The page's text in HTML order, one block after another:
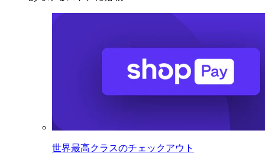
世界最高クラスのチェックアウト